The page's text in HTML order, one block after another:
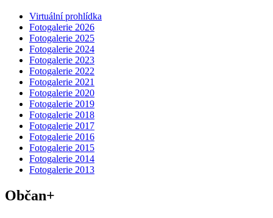
Virtuální prohlídka
Fotogalerie 2026
Fotogalerie 2025
Fotogalerie 2024
Fotogalerie 2023
Fotogalerie 2022
Fotogalerie 2021
Fotogalerie 2020
Fotogalerie 2019
Fotogalerie 2018
Fotogalerie 2017
Fotogalerie 2016
Fotogalerie 2015
Fotogalerie 2014
Fotogalerie 2013
Občan+